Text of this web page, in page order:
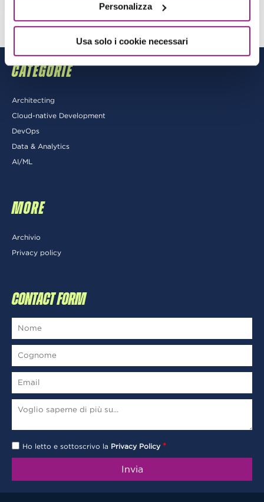
Personalizza
Usa solo i cookie necessari
CATEGORIE
Architecting
Cloud-native Development
DevOps
Data & Analytics
AI/ML
MORE
Archivio
Privacy policy
CONTACT FORM
Ho letto e sottoscrivo la Privacy Policy *